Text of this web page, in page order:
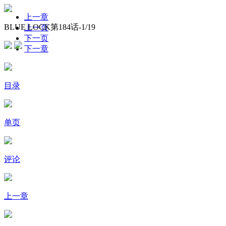
BLUE LOCK第184话-1/19
上一章
上一页
下一页
下一章
目录
单页
评论
上一章